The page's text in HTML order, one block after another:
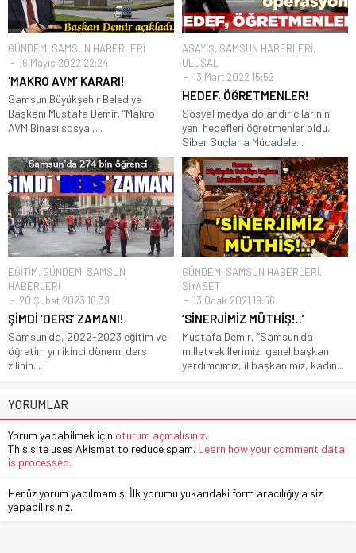
GÜNDEM, SAMSUN HABERLERİ
16 Mayıs 2022 22:24
‘MAKRO AVM’ KARARI!
Samsun Büyükşehir Belediye
Başkanı Mustafa Demir. “Makro
AVM Binası sosyal,...
ASAYİŞ, SAMSUN HABERLERİ,
ULUSAL
13 Mart 2022 15:52
HEDEF, ÖĞRETMENLER!
Sosyal medya dolandırıcılarının
yeni hedefleri öğretmenler oldu.
Siber Suçlarla Mücadele...
EĞİTİM, GÜNDEM, SAMSUN
HABERLERİ
20 Şubat 2023 16:39
ŞİMDİ ‘DERS’ ZAMANI!
Samsun'da, 2022-2023 eğitim ve
öğretim yılı ikinci dönemi ders
zilinin...
GÜNDEM, SAMSUN HABERLERİ,
SİYASET
13 Ocak 2021 19:56
‘SİNERJİMİZ MÜTHİŞ!..’
Mustafa Demir, “Samsun'da
milletvekillerimiz, genel başkan
yardımcımız, il başkanımız, kadın...
YORUMLAR
Yorum yapabilmek için oturum açmalısınız.
This site uses Akismet to reduce spam. Learn how your comment data
is processed.
Henüz yorum yapılmamış. İlk yorumu yukarıdaki form aracılığıyla siz
yapabilirsiniz.